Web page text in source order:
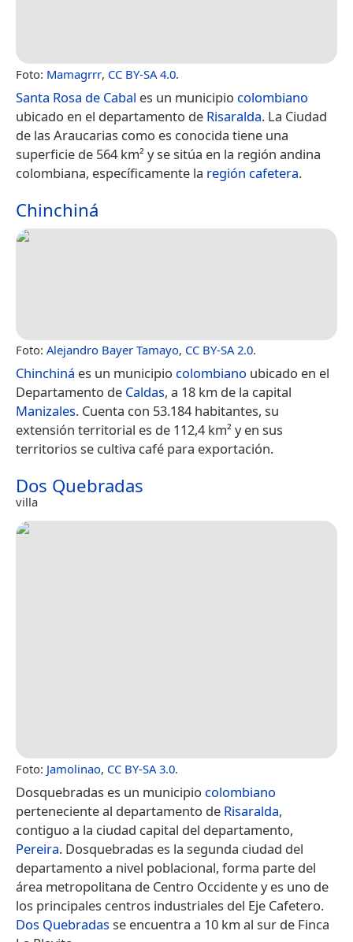
Foto: Mamagrrr, CC BY-SA 4.0.
Santa Rosa de Cabal es un municipio colombiano
ubicado en el departamento de Risaralda. La Ciudad
de las Araucarias como es conocida tiene una
superficie de 564 km² y se sitúa en la región andina
colombiana, específicamente la región cafetera.
Chinchiná
Foto: Alejandro Bayer Tamayo, CC BY-SA 2.0.
Chinchiná es un municipio colombiano ubicado en el
Departamento de Caldas, a 18 km de la capital
Manizales. Cuenta con 53.184 habitantes,​ su
extensión territorial es de 112,4 km² y en sus
territorios se cultiva café para exportación.
Dos Quebradas
villa
Foto: Jamolinao, CC BY-SA 3.0.
Dosquebradas es un municipio colombiano
perteneciente al departamento de Risaralda,
contiguo a la ciudad capital del departamento,
Pereira. Dosquebradas es la segunda ciudad del
departamento a nivel poblacional, forma parte del
área metropolitana de Centro Occidente y es uno de
los principales centros industriales del Eje Cafetero.
Dos Quebradasse encuentra a 10 km al sur de Finca